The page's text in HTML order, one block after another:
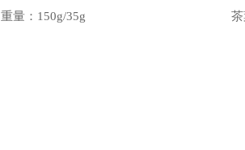
重量：150g/35g